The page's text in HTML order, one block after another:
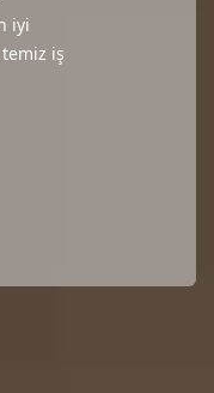
iyi
iş